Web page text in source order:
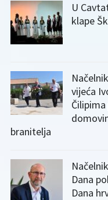
U
klape
vijeća
branitelja
Dana
Dana